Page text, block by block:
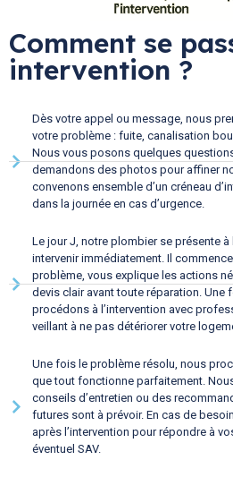
Comment se
intervention ?
Dès votre appel ou message, nous
votre problème : fuite, canalisation
Nous vous posons quelques
demandons des photos pour affiner
convenons ensemble d’un créneau
dans la journée en cas d’urgence.
Le jour J, notre plombier se présente à
intervenir immédiatement. Il
problème, vous explique les actions
devis clair avant toute réparation.
procédons à l’intervention avec
veillant à ne pas détériorer votre
Une fois le problème résolu, nous
que tout fonctionne parfaitement.
conseils d’entretien ou des
futures sont à prévoir. En cas de
après l’intervention pour répondre à
éventuel SAV.